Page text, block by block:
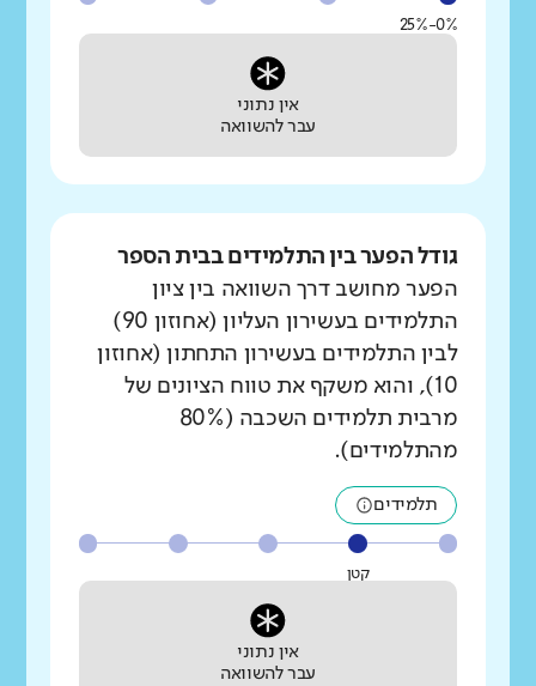
0%-25%
אין נתוני
עבר להשוואה
גודל הפער בין התלמידים בבית הספר
הפער מחושב דרך השוואה בין ציון
התלמידים בעשירון העליון (אחוזון 90)
לבין התלמידים בעשירון התחתון (אחוזון
10), והוא משקף את טווח הציונים של
מרבית תלמידים השכבה (80%
מהתלמידים).
תלמידים
קטן
אין נתוני
עבר להשוואה